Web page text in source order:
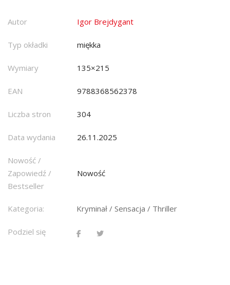
Autor Igor Brejdygant
Typ okładki miękka
Wymiary 135×215
EAN 9788368562378
Liczba stron 304
Data wydania 26.11.2025
Nowość /
Zapowiedź /
Bestseller
Nowość
Kategoria: Kryminał / Sensacja / Thriller
Podziel się